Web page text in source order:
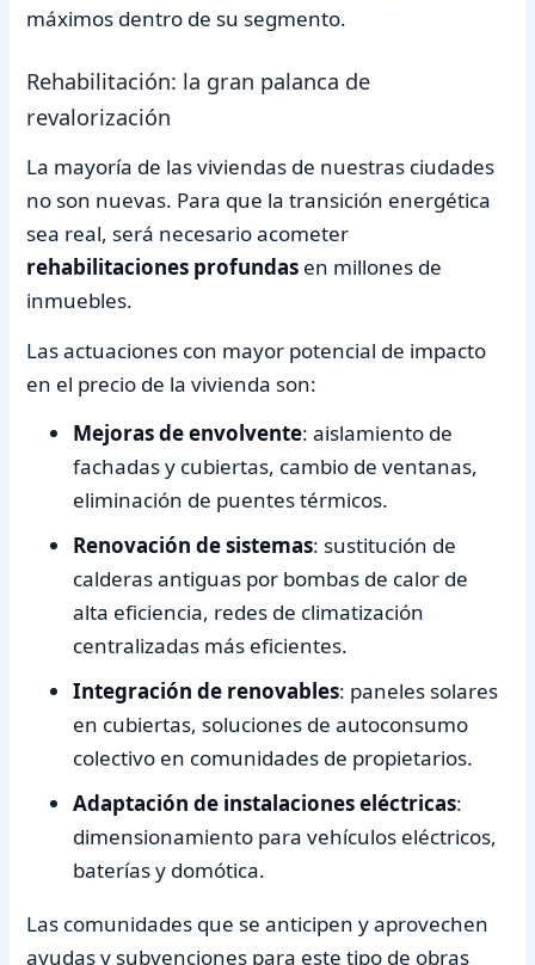
máximos dentro de su segmento.
Rehabilitación: la gran palanca de
revalorización
La mayoría de las viviendas de nuestras ciudades
no son nuevas. Para que la transición energética
sea real, será necesario acometer
rehabilitaciones profundas en millones de
inmuebles.
Las actuaciones con mayor potencial de impacto
en el precio de la vivienda son:
Mejoras de envolvente: aislamiento de
fachadas y cubiertas, cambio de ventanas,
eliminación de puentes térmicos.
Renovación de sistemas: sustitución de
calderas antiguas por bombas de calor de
alta eficiencia, redes de climatización
centralizadas más eficientes.
Integración de renovables: paneles solares
en cubiertas, soluciones de autoconsumo
colectivo en comunidades de propietarios.
Adaptación de instalaciones eléctricas:
dimensionamiento para vehículos eléctricos,
baterías y domótica.
Las comunidades que se anticipen y aprovechen
ayudas y subvenciones para este tipo de obras